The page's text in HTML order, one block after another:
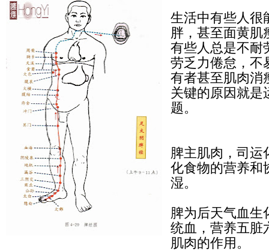
生活中有些人很
胖，甚至面黄肌
有些人总是不耐
劳乏力倦怠，不
有者甚至肌肉消
关键的原因就是
题。
脾主肌肉，司运
化食物的营养和
湿。
脾为后天气血生
统血，营养五脏
肌肉的作用。